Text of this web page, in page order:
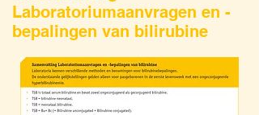
Laboratoriumaanvragen en -
bepalingen van bilirubine